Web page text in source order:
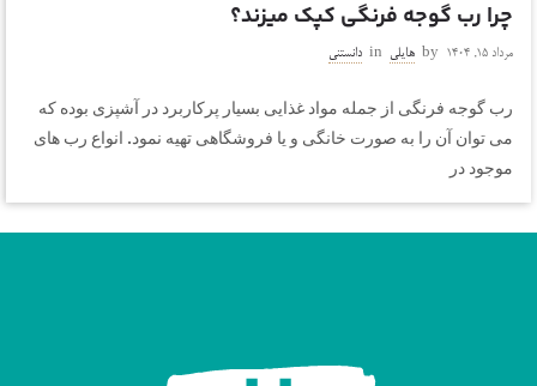
چرا رب گوجه فرنگی کپک میزند؟
مرداد ۱۵, ۱۴۰۴ by هایلی in دانستنی
رب گوجه فرنگی از جمله مواد غذایی بسیار پرکاربرد در آشپزی بوده که
می توان آن را به صورت خانگی و یا فروشگاهی تهیه نمود. انواع رب های
موجود در